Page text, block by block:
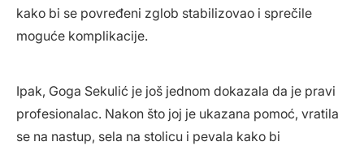
kako bi se povređeni zglob stabilizovao i sprečile
moguće komplikacije.
Ipak, Goga Sekulić je još jednom dokazala da je pravi
profesionalac. Nakon što joj je ukazana pomoć, vratila
se na nastup, sela na stolicu i pevala kako bi